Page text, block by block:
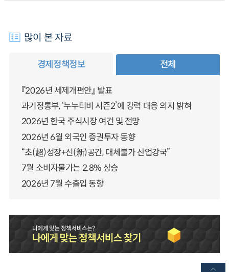
많이 본 자료
경제정책정보 전체
『2026년 세제개편안』 발표
과기정통부, ‘누누티비 시즌2’에 강력 대응 의지 밝혀
2026년 한국 주식시장 여건 및 전망
2026년 6월 외국인 증권투자 동향
“초(超)성장+신(新)공간, 대체불가 산업강국”
7월 소비자물가는 2.8% 상승
2026년 7월 수출입 동향